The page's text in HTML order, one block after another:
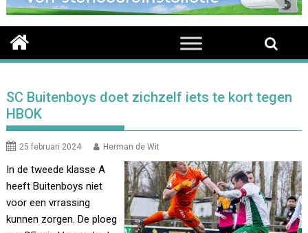
SC Buitenboys doet zichzelf iets te kort tegen
HBOK
25 februari 2024 Herman de Wit
In de tweede klasse A
heeft Buitenboys niet
voor een vrrassing
kunnen zorgen. De ploeg